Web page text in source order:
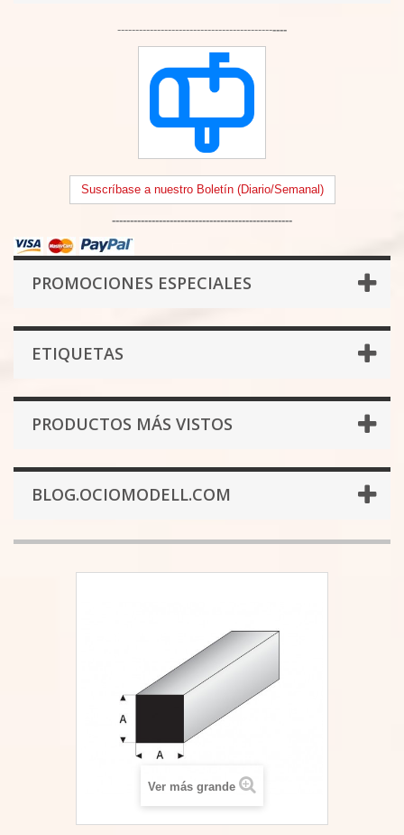
-----------------------------------------------
Suscríbase a nuestro Boletín (Diario/Semanal)
--------------------------------------------------
PROMOCIONES ESPECIALES
ETIQUETAS
PRODUCTOS MÁS VISTOS
BLOG.OCIOMODELL.COM
Ver más grande